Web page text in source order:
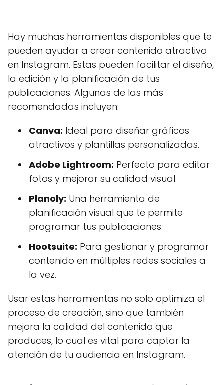
Hay muchas herramientas disponibles que te
pueden ayudar a crear contenido atractivo
en Instagram. Estas pueden facilitar el diseño,
la edición y la planificación de tus
publicaciones. Algunas de las más
recomendadas incluyen:
Canva: Ideal para diseñar gráficos
atractivos y plantillas personalizadas.
Adobe Lightroom: Perfecto para editar
fotos y mejorar su calidad visual.
Planoly: Una herramienta de
planificación visual que te permite
programar tus publicaciones.
Hootsuite: Para gestionar y programar
contenido en múltiples redes sociales a
la vez.
Usar estas herramientas no solo optimiza el
proceso de creación, sino que también
mejora la calidad del contenido que
produces, lo cual es vital para captar la
atención de tu audiencia en Instagram.